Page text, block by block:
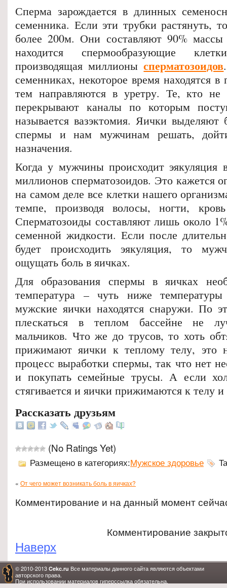
Сперма зарождается в длинных
семенника. Если эти трубки растянуть,
более 200м. Они составляют 90%
находится спермообразующие
производящая миллионысперматозоидов
семенниках, некоторое время находятся в
тем направляются в уретру. Те, кто не
перекрывают каналы по которым
называется вазэктомия. Яички выделяют
спермы и нам мужчинам решать,
назначения.
Когда у мужчины происходит эякуляция
миллионов сперматозоидов. Это кажется
на самом деле все клетки нашего
темпе, производя волосы, ногти,
Сперматозоиды составляют лишь около
семенной жидкости. Если после
будет происходить эякуляция, то
ощущать боль в яичках.
Для образования спермы в яичках
температура – чуть ниже
мужские яички находятся снаружи. По
плескаться в теплом бассейне не
мальчиков. Что же до трусов, то хоть
прижимают яички к теплому телу, это
процесс выработки спермы, так что нет
и покупать семейные трусы. А если
стягивается и яички прижимаются к телу и
Рассказать друзьям
(No Ratings Yet)
Размещено в категориях:Мужское здоровье
« От чего может возникать боль в яичках?
Комментирование и на данный момент
Комментирование
Наверх
© 2010-2013 Cekc.ru Все материалы данного сайта являются объектами
авторского права.
При использовании материалов гиперссылка обязательна.